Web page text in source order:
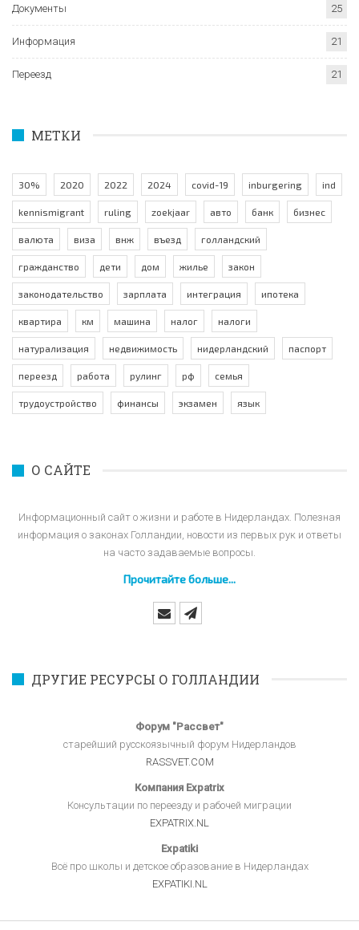
Документы 25
Информация 21
Переезд 21
МЕТКИ
30% 2020 2022 2024 covid-19 inburgering ind
kennismigrant ruling zoekjaar авто банк бизнес
валюта виза внж въезд голландский
гражданство дети дом жилье закон
законодательство зарплата интеграция ипотека
квартира км машина налог налоги
натурализация недвижимость нидерландский паспорт
переезд работа рулинг рф семья
трудоустройство финансы экзамен язык
О САЙТЕ
Информационный сайт о жизни и работе в Нидерландах. Полезная
информация о законах Голландии, новости из первых рук и ответы
на часто задаваемые вопросы.
Прочитайте больше...
ДРУГИЕ РЕСУРСЫ О ГОЛЛАНДИИ
Форум "Рассвет"
старейший русскоязычный форум Нидерландов
RASSVET.COM
Компания Expatrix
Консультации по переезду и рабочей миграции
EXPATRIX.NL
Expatiki
Всё про школы и детское образование в Нидерландах
EXPATIKI.NL